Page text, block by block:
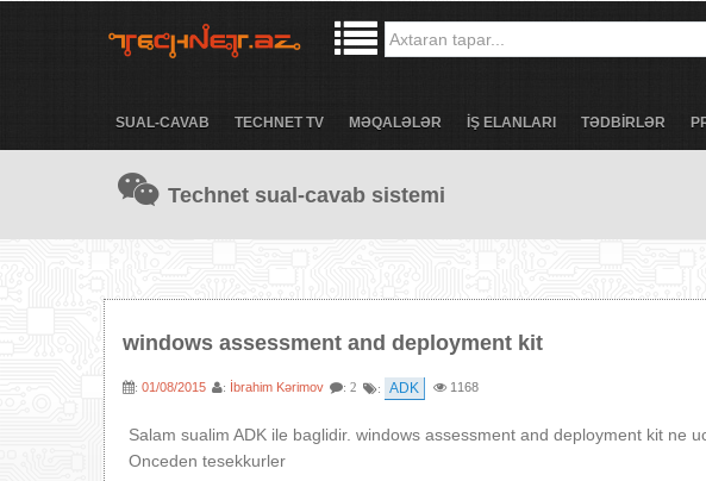
SUAL-CAVAB TECHNET TV MƏQALƏLƏR İŞ ELANLARI TƏDBİRLƏR
Technet sual-cavab sistemi
windows assessment and deployment kit
: 01/08/2015 : İbrahim Kərimov : 2 : ADK 1168
Salam sualim ADK ile baglidir. windows assessment and deployment kit ne
Onceden tesekkurler